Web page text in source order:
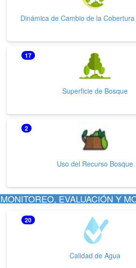
Dinámica de Cambio de la
Superficie de Bosque
17
Uso del Recurso Bosque
2
MONITOREO, EVALUACIÓN Y
Calidad de Agua
20